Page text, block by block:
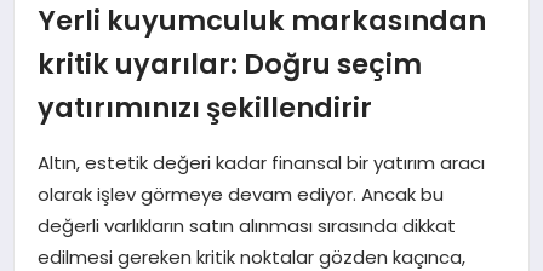
TEKNOLOJI
SPOR
YAŞAM
Yerli kuyumculuk markasından
kritik uyarılar: Doğru seçim
yatırımınızı şekillendirir
Altın, estetik değeri kadar finansal bir yatırım aracı
olarak işlev görmeye devam ediyor. Ancak bu
değerli varlıkların satın alınması sırasında dikkat
edilmesi gereken kritik noktalar gözden kaçınca,